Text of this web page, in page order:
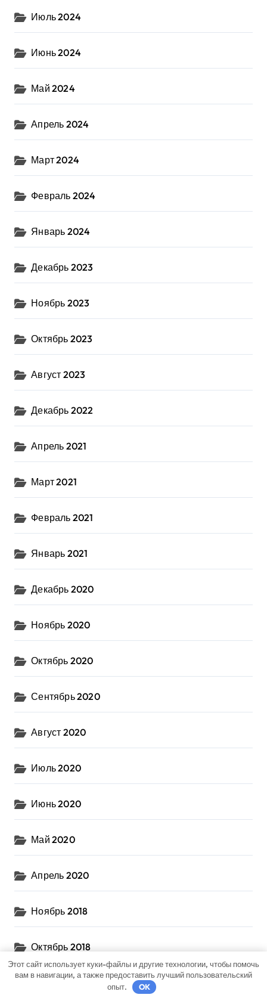
Июль 2024
Июнь 2024
Май 2024
Апрель 2024
Март 2024
Февраль 2024
Январь 2024
Декабрь 2023
Ноябрь 2023
Октябрь 2023
Август 2023
Декабрь 2022
Апрель 2021
Март 2021
Февраль 2021
Январь 2021
Декабрь 2020
Ноябрь 2020
Октябрь 2020
Сентябрь 2020
Август 2020
Июль 2020
Июнь 2020
Май 2020
Апрель 2020
Ноябрь 2018
Октябрь 2018
Сентябрь 2018
Этот сайт использует куки-файлы и другие технологии, чтобы помочь
вам в навигации, а также предоставить лучший пользовательский
опыт.
OK